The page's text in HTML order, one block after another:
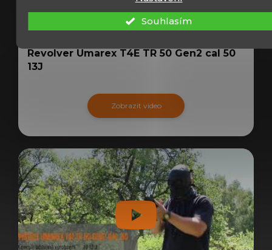
Souhlasím
Revolver Umarex T4E TR 50 Gen2 cal 50
13J
Zobrazit video